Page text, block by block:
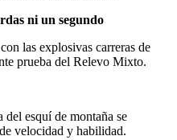
ni un segundo
las explosivas carreras de
prueba del Relevo Mixto.
del esquí de montaña se
velocidad y habilidad.